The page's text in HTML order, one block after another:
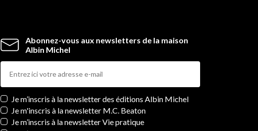
Abonnez-vous aux newsletters de la maison
Albin Michel
Newsletters
Je m’inscris à la newsletter des éditions Albin Michel
Je m'inscris à la newsletter M.C. Beaton
Je m’inscris à la newsletter Vie pratique